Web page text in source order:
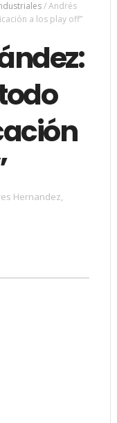
/Andrés
a los play off”
Hernandez,